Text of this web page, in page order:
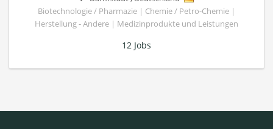
Biotechnologie / Pharmazie | Chemie / Petro-Chemie |
Herstellung - Andere | Medizinprodukte und Leistungen
12 Jobs